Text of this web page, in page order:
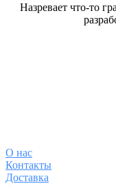
Назревает что-то
О нас
Контакты
Доставка